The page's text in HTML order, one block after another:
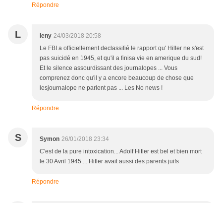
Répondre
L leny 24/03/2018 20:58
Le FBI a officiellement declassifié le rapport qu' Hilter ne s'est
pas suicidé en 1945, et qu'il a finisa vie en amerique du sud!
Et le silence assourdissant des journalopes ... Vous
comprenez donc qu'il y a encore beaucoup de chose que
lesjournalope ne parlent pas ... Les No news !
Répondre
S Symon 26/01/2018 23:34
C'est de la pure intoxication... Adolf Hitler est bel et bien mort
le 30 Avril 1945.... Hitler avait aussi des parents juifs
Répondre